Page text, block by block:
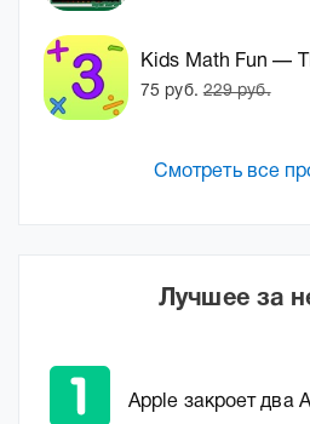
Kids Math Fun —
75 руб. 229 руб.
Смотреть все
Лучшее за
Apple закроет два